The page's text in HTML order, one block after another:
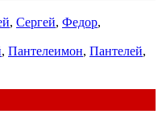
, Сергей, Федор,
, Пантелеимон, Пантелей,